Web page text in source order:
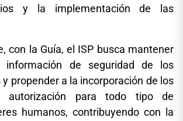
y la implementación de las
con la Guía, el ISP busca mantener
información de seguridad de los
propender a la incorporación de los
autorización para todo tipo de
humanos, contribuyendo con la